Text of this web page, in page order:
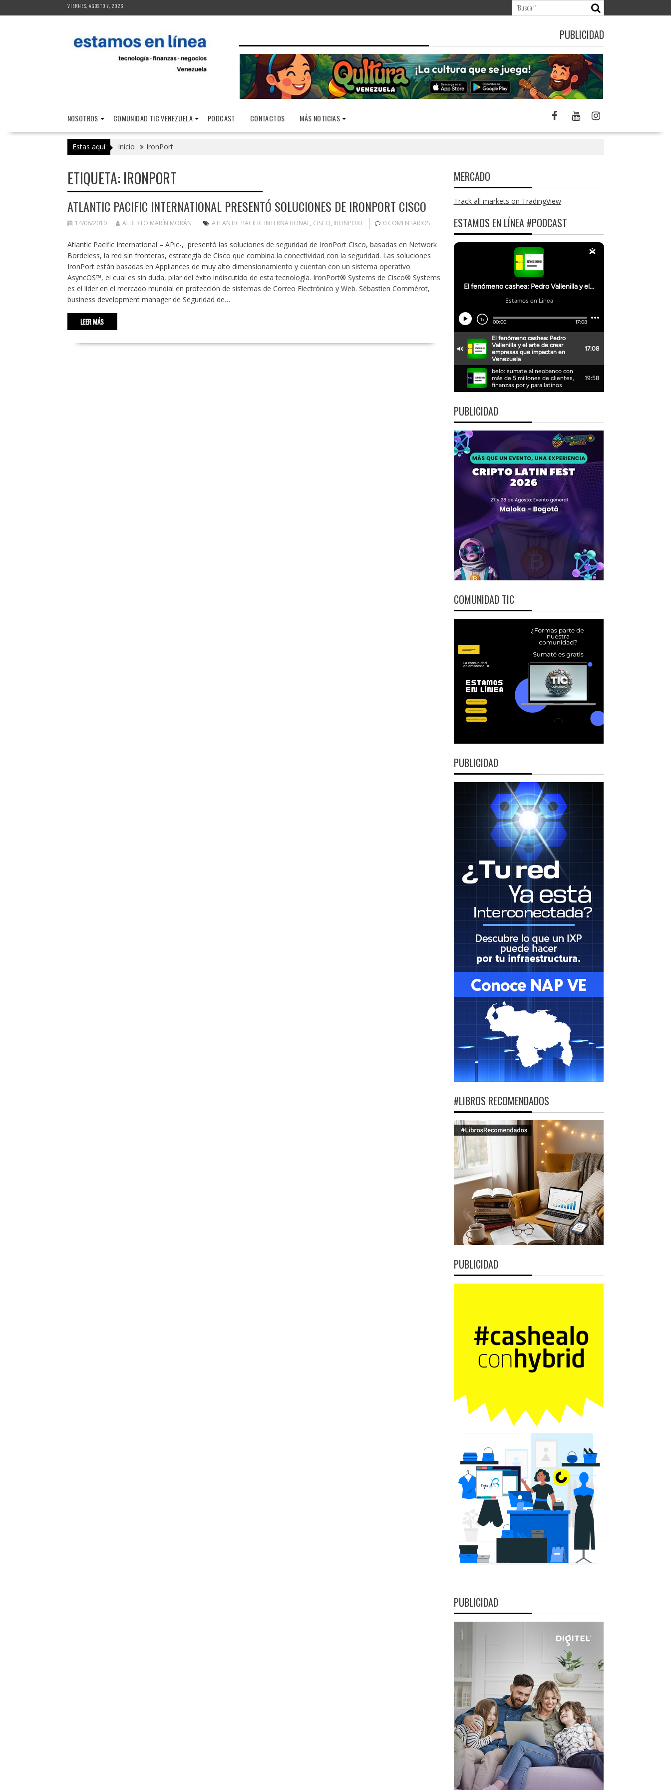
al
VIERNES, AGOSTO 7, 2026
PUBLICIDAD
NOSOTROS COMUNIDAD TIC VENEZUELA PODCAST CONTACTOS MÁS NOTICIAS
Estas aquí Inicio IronPort
ETIQUETA: IRONPORT
ATLANTIC PACIFIC INTERNATIONAL PRESENTÓ SOLUCIONES DE IRONPORT CISCO
14/08/2010 ALBERTO MARÍN MORÁN ATLANTIC PACIFIC INTERNATIONAL, CISCO, IRONPORT 0 COMENTARIOS
Atlantic Pacific International – APic-, presentó las soluciones de seguridad de IronPort Cisco, basadas en Network
Bordeless, la red sin fronteras, estrategia de Cisco que combina la conectividad con la seguridad. Las soluciones
IronPort están basadas en Appliances de muy alto dimensionamiento y cuentan con un sistema operativo
AsyncOS™, el cual es sin duda, pilar del éxito indiscutido de esta tecnología. IronPort® Systems de Cisco® Systems
es el líder en el mercado mundial en protección de sistemas de Correo Electrónico y Web. Sébastien Commérot,
business development manager de Seguridad de…
LEER MÁS
MERCADO
Track all markets on TradingView
ESTAMOS EN LÍNEA #PODCAST
PUBLICIDAD
COMUNIDAD TIC
PUBLICIDAD
#LIBROS RECOMENDADOS
PUBLICIDAD
PUBLICIDAD